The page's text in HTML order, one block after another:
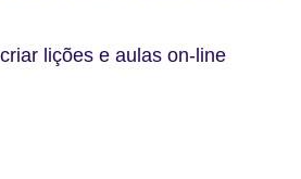
lições e aulas on-line